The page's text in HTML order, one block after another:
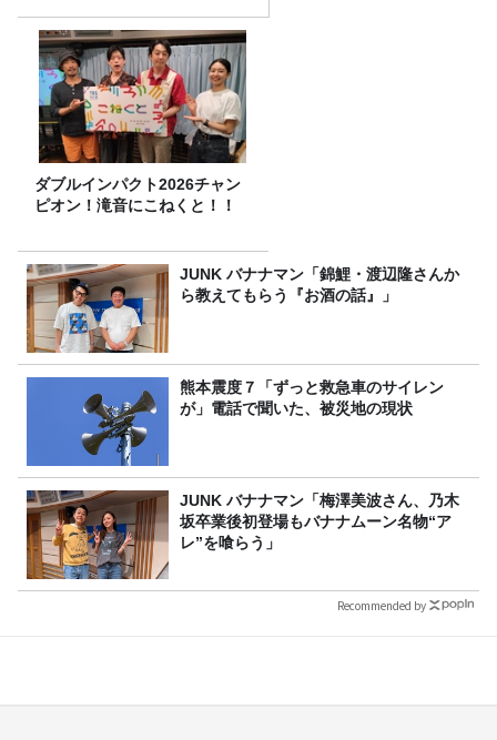
ダブルインパクト2026チャン
ピオン！滝音にこねくと！！
JUNK バナナマン「錦鯉・渡辺隆さんか
ら教えてもらう『お酒の話』」
熊本震度７「ずっと救急車のサイレン
が」電話で聞いた、被災地の現状
JUNK バナナマン「梅澤美波さん、乃木
坂卒業後初登場もバナナムーン名物“ア
レ”を喰らう」
Recommended by